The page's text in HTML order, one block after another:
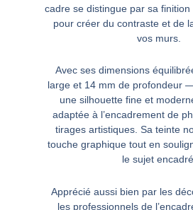
cadre se distingue par sa
pour créer du contraste et de
vos murs.
Avec ses dimensions
large et 14 mm de profondeur
une silhouette fine et
adaptée à l’encadrement de
tirages artistiques. Sa teinte
touche graphique tout en
le sujet encadré.
Apprécié aussi bien par les
les professionnels de